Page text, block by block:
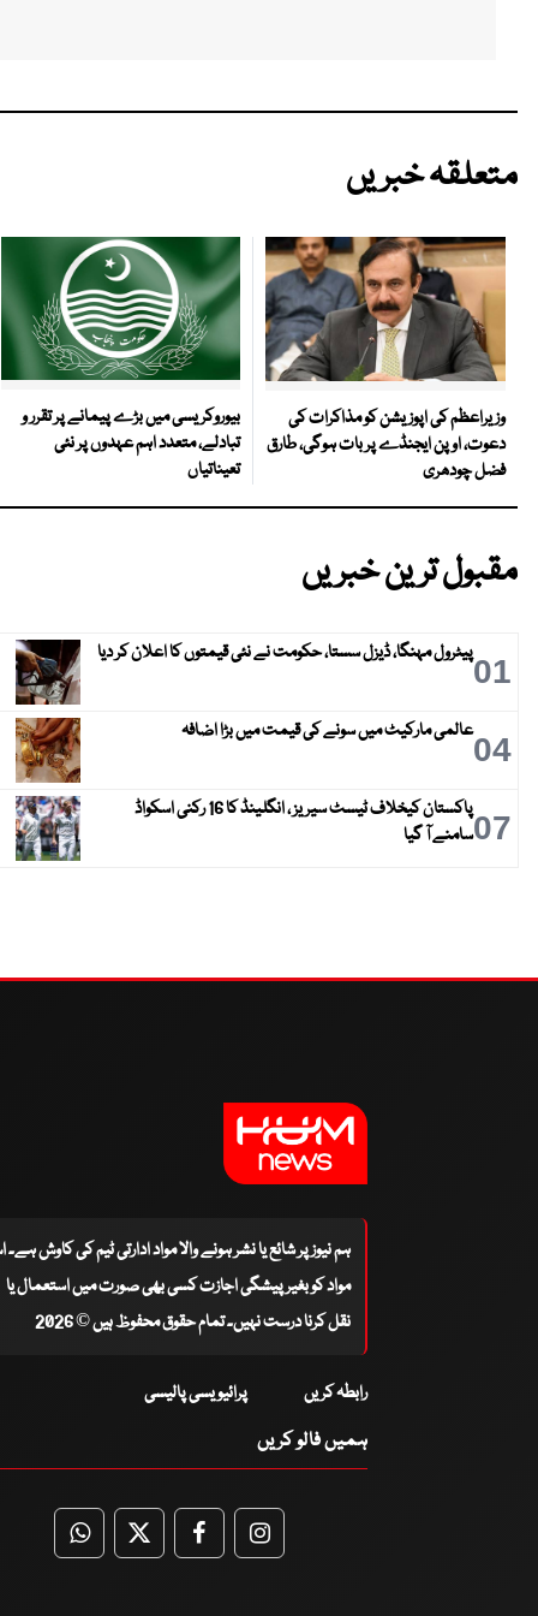
متعلقہ خبریں
وزیراعظم کی اپوزیشن کو مذاکرات کی
دعوت، اوپن ایجنڈے پر بات ہوگی، طارق
فضل چودھری
بیوروکریسی میں بڑے پیمانے پر تقرر و
تبادلے، متعدد اہم عہدوں پر نئی
تعیناتیاں
مقبول ترین خبریں
01پیٹرول مہنگا، ڈیزل سستا، حکومت نے نئی قیمتوں کا اعلان کر دیا
04عالمی مارکیٹ میں سونے کی قیمت میں بڑا اضافہ
07
پاکستان کیخلاف ٹیسٹ سیریز ، انگلینڈ کا 16 رکنی اسکواڈ
سامنے آ گیا
ہم نیوز پر شائع یا نشر ہونے والا مواد ادارتی ٹیم کی کاوش
مواد کو بغیر پیشگی اجازت کسی بھی صورت میں استعمال یا
نقل کرنا درست نہیں۔ تمام حقوق محفوظ ہیں © 2026
رابطہ کریں پرائیویسی پالیسی
ہمیں فالو کریں
WhatsApp
TwitterFacebookFacebook